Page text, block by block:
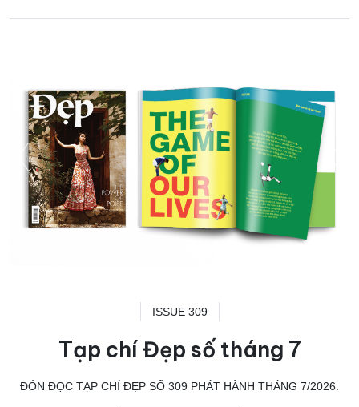
ISSUE 309
Tạp chí Đẹp số tháng 7
ĐÓN ĐỌC TẠP CHÍ ĐẸP SỐ 309 PHÁT HÀNH THÁNG 7/2026.